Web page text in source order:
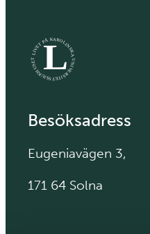
L
I
VETPÅ KAROLIN
S
K
A
U
N
I
V
E
R
S
I
T
E
T
S
S
J
U
K
H
U
S
E
T L
Besöksadress
Eugeniavägen 3,
171 64 Solna